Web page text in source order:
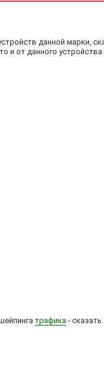
данной марки,
и от данного устройства
трафика -